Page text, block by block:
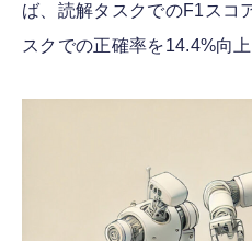
ば、読解タスクでのF1スコ
スクでの正確率を14.4%向上